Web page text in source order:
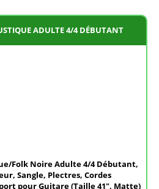
ADULTE 4/4 DÉBUTANT
Folk Noire Adulte 4/4 Débutant,
Sangle, Plectres, Cordes
pour Guitare (Taille 41", Matte)